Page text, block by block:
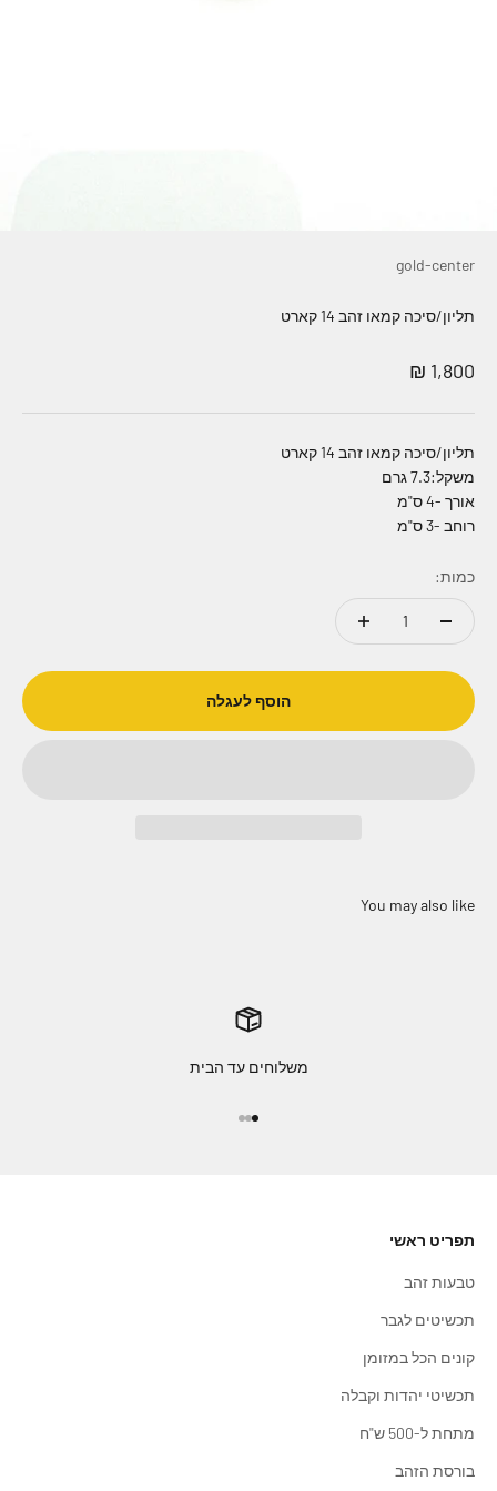
gold-center
תליון/סיכה קמאו זהב 14 קארט
מחיר מבצע
1,800 ₪
תליון/סיכה קמאו זהב 14 קארט
משקל:7.3 גרם
אורך -4 ס"מ
רוחב -3 ס"מ
כמות:
הוסף לעגלה
משלוחים עד הבית
תפריט ראשי
טבעות זהב
תכשיטים לגבר
קונים הכל במזומן
תכשיטי יהדות וקבלה
מתחת ל-500 ש"ח
בורסת הזהב